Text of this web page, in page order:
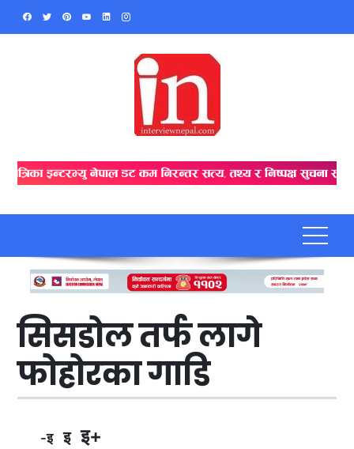
Skip
सिसडोल तर्फ लागे
फोहोरका गाडि
-इ इ इ+